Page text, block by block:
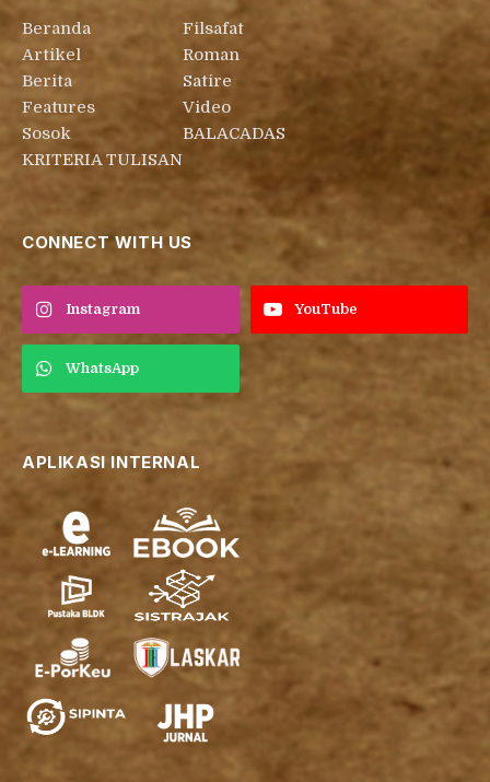
Beranda
Artikel
Berita
Features
Sosok
KRITERIA TULISAN
Filsafat
Roman
Satire
Video
BALACADAS
CONNECT WITH US
Instagram YouTube
WhatsApp
APLIKASI INTERNAL